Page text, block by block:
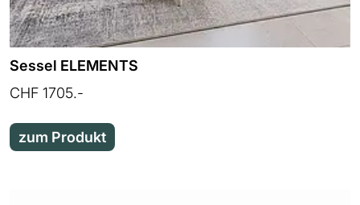
Sessel ELEMENTS
CHF 1705.-
zum Produkt